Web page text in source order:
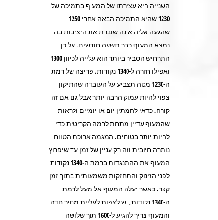
השנייה היא עצירתו של המעוף בתמיכה של
1230 שהיא התמיכה הבאה אחרי 1250
שהגעה אליה אינה שוברת את היציבות בה
נמצא המעוף כבר תשעה חודשים. על כן
התרחיש הסביר ביותר הוא עלייה לכיוון 1300
ואפילו חזרה ל-1340 נקודות. פריצה של רמת
ה-1230 מטה תצביע על העובדה שהתיקון
צפוי להיות עמוק הרבה יותר אבל גם אם זה
קורה, כדאי להמתין יום או יומיים ולראות
שהמעוף עדיין מתחת לרמה הקריטית כדי
להיות יותר בטוחים. המגמה ארוכת הטווח
נותרה חיובית וזה רק עניין של זמן עד שיפרוץ
המעוף את ההתנגדות ברמת ה-1340 נקודות
לפני הזינוק והתחזקות משמעותית בתוך זמן
קצר. כאשר יעלה המעוף אל מעל לרמת
ה-1340 נקודות, יש לצפות לעליית מחיר חדה
והמעוף צריך להגיע ל-1600 תוך שלושה